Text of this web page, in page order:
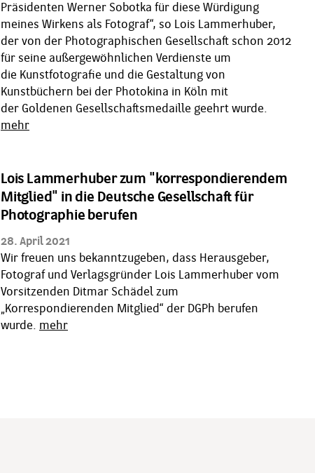
Präsidenten Werner Sobotka für diese Würdigung
meines Wirkens als Fotograf“, so Lois Lammerhuber,
der von der Photographischen Gesellschaft schon 2012
für seine außergewöhnlichen Verdienste um
die Kunstfotografie und die Gestaltung von
Kunstbüchern bei der Photokina in Köln mit
der Goldenen Gesellschaftsmedaille geehrt wurde.
mehr
Lois Lammerhuber zum "korrespondierendem
Mitglied" in die Deutsche Gesellschaft für
Photographie berufen
28. April 2021
Wir freuen uns bekanntzugeben, dass Herausgeber,
Fotograf und Verlagsgründer Lois Lammerhuber vom
Vorsitzenden Ditmar Schädel zum
„Korrespondierenden Mitglied“ der DGPh berufen
wurde. mehr